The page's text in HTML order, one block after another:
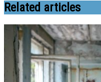
Related articles